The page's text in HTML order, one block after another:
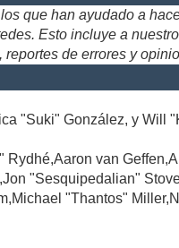
que han ayudado a
Esto incluye a
de errores y
"Suki" González, y Will
Rydhé,Aaron van
"Sesquipedalian"
"Thantos"